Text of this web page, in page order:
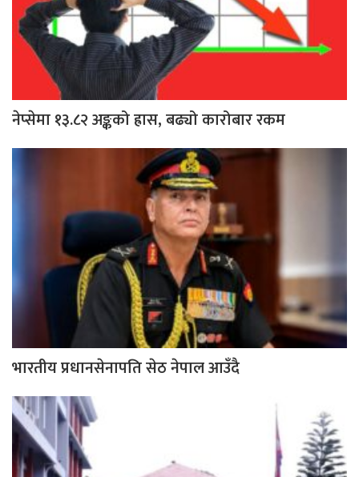
नेप्सेमा १३.८२ अङ्कको ह्रास, बढ्यो कारोबार रकम
भारतीय प्रधानसेनापति सेठ नेपाल आउँदै